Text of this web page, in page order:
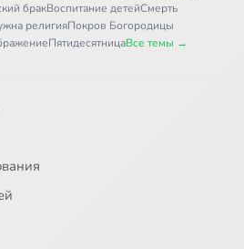
бракВоспитание детейСмерть
религияПокров Богородицы
ПятидесятницаВсе темы →